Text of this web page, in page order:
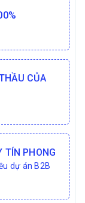
CỦA
TÍN PHONG
dự án B2B